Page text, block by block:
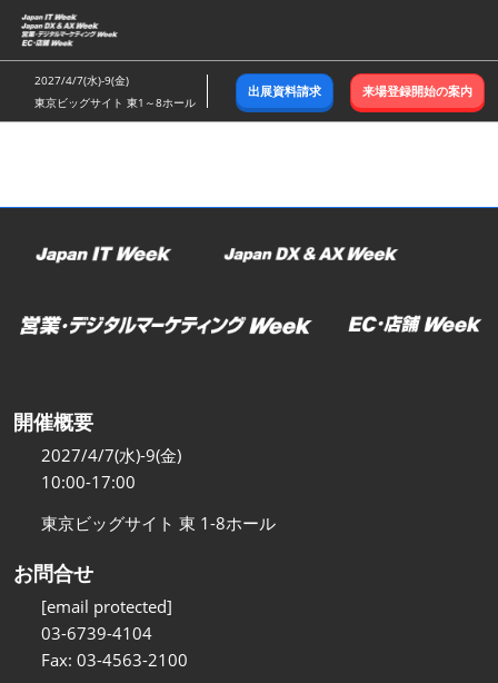
ス
キ
ッ
し
む
2027/4/7(水)-9(金)
東京ビッグサイト 東1～8ホール
出展資料請求 来場登録開始の案内
開催概要
2027/4/7(水)-9(金)
10:00-17:00
東京ビッグサイト 東 1-8ホール
お問合せ
[email protected]
03-6739-4104
Fax: 03-4563-2100